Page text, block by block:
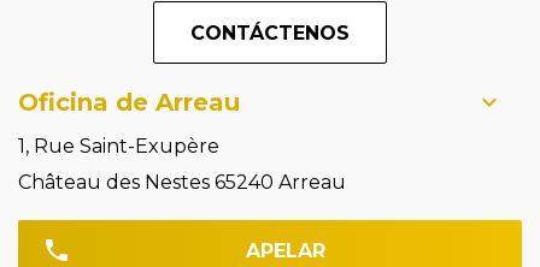
CONTÁCTENOS
Oficina de Arreau
1, Rue Saint-Exupère
Château des Nestes 65240 Arreau
APELAR